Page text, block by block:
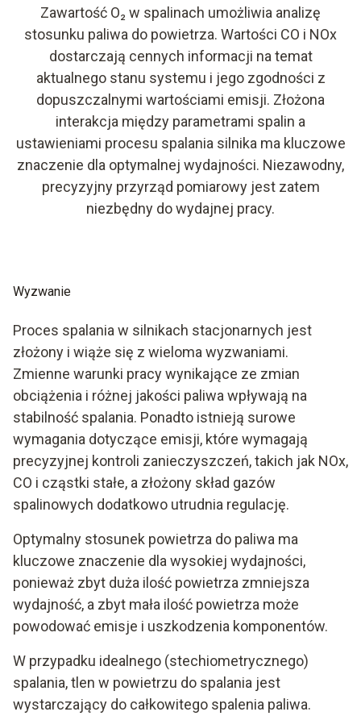
Zawartość O₂ w spalinach umożliwia analizę
stosunku paliwa do powietrza. Wartości CO i NOx
dostarczają cennych informacji na temat
aktualnego stanu systemu i jego zgodności z
dopuszczalnymi wartościami emisji. Złożona
interakcja między parametrami spalin a
ustawieniami procesu spalania silnika ma kluczowe
znaczenie dla optymalnej wydajności. Niezawodny,
precyzyjny przyrząd pomiarowy jest zatem
niezbędny do wydajnej pracy.
Wyzwanie
Proces spalania w silnikach stacjonarnych jest
złożony i wiąże się z wieloma wyzwaniami.
Zmienne warunki pracy wynikające ze zmian
obciążenia i różnej jakości paliwa wpływają na
stabilność spalania. Ponadto istnieją surowe
wymagania dotyczące emisji, które wymagają
precyzyjnej kontroli zanieczyszczeń, takich jak NOx,
CO i cząstki stałe, a złożony skład gazów
spalinowych dodatkowo utrudnia regulację.
Optymalny stosunek powietrza do paliwa ma
kluczowe znaczenie dla wysokiej wydajności,
ponieważ zbyt duża ilość powietrza zmniejsza
wydajność, a zbyt mała ilość powietrza może
powodować emisje i uszkodzenia komponentów.
W przypadku idealnego (stechiometrycznego)
spalania, tlen w powietrzu do spalania jest
wystarczający do całkowitego spalenia paliwa.